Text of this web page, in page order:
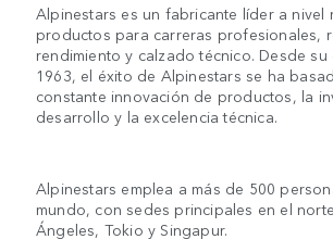
Alpinestars es un fabricante líder a nivel
productos para carreras profesionales,
rendimiento y calzado técnico. Desde su
1963, el éxito de Alpinestars se ha
constante innovación de productos, la
desarrollo y la excelencia técnica.
Alpinestars emplea a más de 500
mundo, con sedes principales en el
Ángeles, Tokio y Singapur.